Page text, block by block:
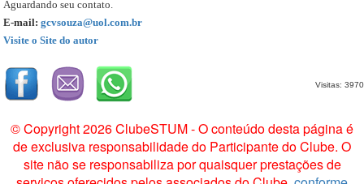
Aguardando seu contato.
E-mail: gcvsouza@uol.com.br
Visite o Site do autor
Visitas: 3970
© Copyright 2026 ClubeSTUM - O conteúdo desta página é
de exclusiva responsabilidade do Participante do Clube. O
site não se responsabiliza por quaisquer prestações de